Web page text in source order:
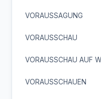
VORAUSSAGUNG
VORAUSSCHAU
VORAUSSCHAU AUF
VORAUSSCHAUEN